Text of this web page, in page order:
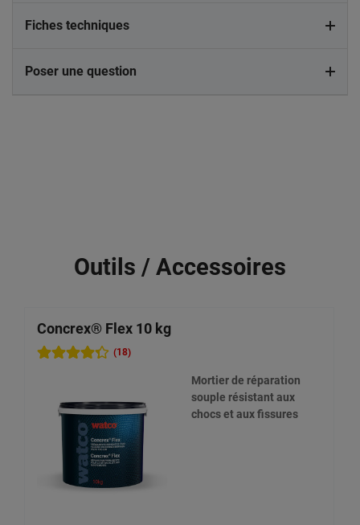
Fiches techniques
Poser une question
Outils / Accessoires
Concrex® Flex 10 kg
(18)
Mortier de réparation
souple résistant aux
chocs et aux fissures